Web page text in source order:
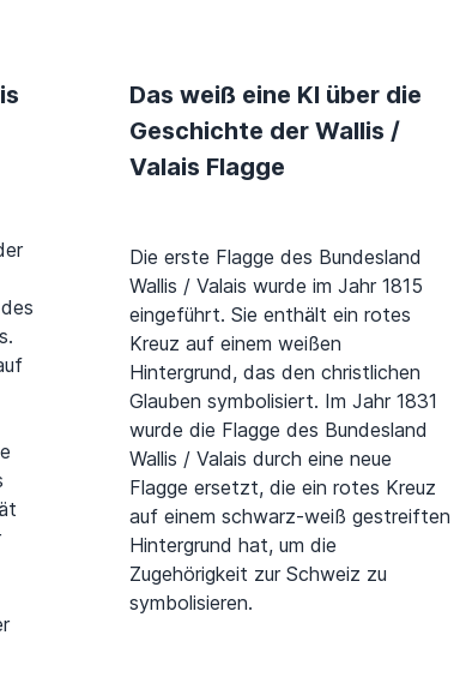
Das weiß eine KI über die
Geschichte der Wallis /
Valais Flagge
Die erste Flagge des Bundesland
Wallis / Valais wurde im Jahr 1815
eingeführt. Sie enthält ein rotes
Kreuz auf einem weißen
Hintergrund, das den christlichen
Glauben symbolisiert. Im Jahr 1831
wurde die Flagge des Bundesland
Wallis / Valais durch eine neue
Flagge ersetzt, die ein rotes Kreuz
auf einem schwarz-weiß gestreiften
Hintergrund hat, um die
Zugehörigkeit zur Schweiz zu
symbolisieren.